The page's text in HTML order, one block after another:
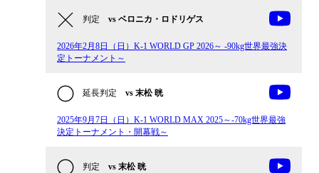
判定 vs ベロニカ・ロドリゲス
2026年2月8日（日）K-1 WORLD GP 2026～ -90kg世界最強決
定トーナメント～
延長判定 vs 末松 晄
2025年9月7日（日）K-1 WORLD MAX 2025～-70kg世界最強
決定トーナメント・開幕戦～
判定 vs 末松 晄